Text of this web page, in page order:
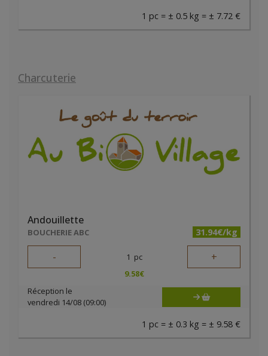
1 pc = ± 0.5 kg = ± 7.72 €
Charcuterie
Andouillette
BOUCHERIE ABC 31.94€/kg
- 1 pc +
9.58€
Réception le
vendredi 14/08 (09:00)
1 pc = ± 0.3 kg = ± 9.58 €